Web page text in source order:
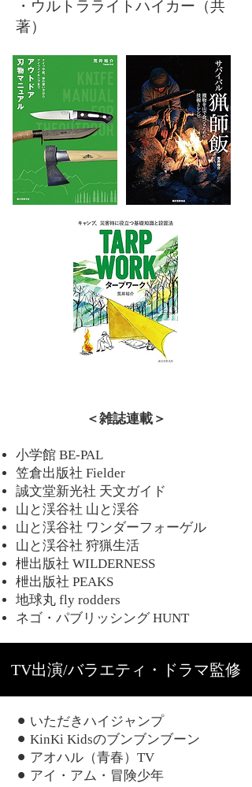
・ウルトラライトハイカー（共
著）
​＜雑誌連載＞
小学館 BE-PAL
笠倉出版社 Fielder
誠文堂新光社 天文ガイド
山と渓谷社 山と渓谷
山と渓谷社 ワンダーフォーゲル
山と渓谷社 狩猟生活
枻出版社 WILDERNESS
枻出版社 PEAKS
地球丸 fly rodders
ネゴ・パブリッシングHUNT
TV出演/バラエティ・ドラマ監修
⚫︎ いただきハイジャンプ
⚫︎ KinKi Kidsのブンブンブーン
⚫︎ アオハル（青春）TV
⚫︎ アイ・アム・冒険少年